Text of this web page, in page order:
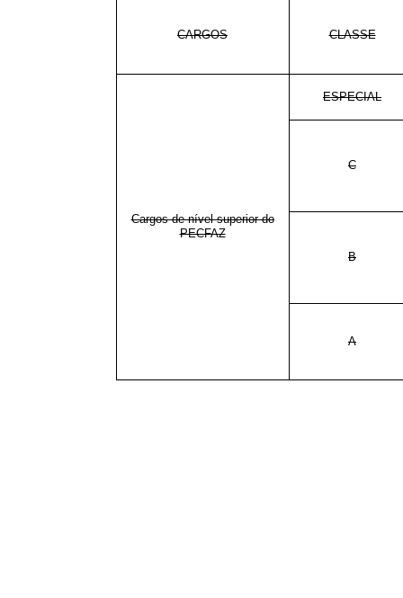
CARGOS CLASSE
Cargos de nível superior do
PECFAZ
ESPECIAL
C
B
A